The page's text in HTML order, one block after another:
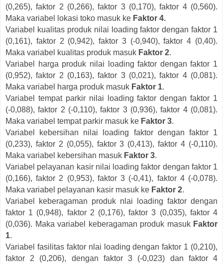
(0,265), faktor 2 (0,266), faktor 3 (0,170), faktor 4 (0,560).
Maka variabel lokasi toko masuk ke Faktor 4.
Variabel kualitas produk nilai loading faktor dengan faktor 1
(0,161), faktor 2 (0,942), faktor 3 (-0,940), faktor 4 (0,40).
Maka variabel kualitas produk masuk Faktor 2.
Variabel harga produk nilai loading faktor dengan faktor 1
(0,952), faktor 2 (0,163), faktor 3 (0,021), faktor 4 (0,081).
Maka variabel harga produk masuk Faktor 1.
Variabel tempat parkir nilai loading faktor dengan faktor 1
(-0,088), faktor 2 (-0,110), faktor 3 (0,936), faktor 4 (0,081).
Maka variabel tempat parkir masuk ke Faktor 3.
Variabel kebersihan nilai loading faktor dengan faktor 1
(0,233), faktor 2 (0,055), faktor 3 (0,413), faktor 4 (-0,110).
Maka variabel kebersihan masuk Faktor 3.
Variabel pelayanan kasir nilai loading faktor dengan faktor 1
(0,166), faktor 2 (0,953), faktor 3 (-0,41), faktor 4 (-0,078).
Maka variabel pelayanan kasir masuk ke Faktor 2.
Variabel keberagaman produk nlai loading faktor dengan
faktor 1 (0,948), faktor 2 (0,176), faktor 3 (0,035), faktor 4
(0,036). Maka variabel keberagaman produk masuk Faktor
1.
Variabel fasilitas faktor nlai loading dengan faktor 1 (0,210),
faktor 2 (0,206), dengan faktor 3 (-0,023) dan faktor 4